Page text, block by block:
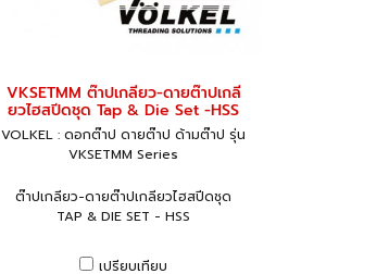
VKSETMM ต๊าปเกลียว-ดายต๊าปเกลี
ยวไฮสปีดชุด Tap & Die Set -HSS
VOLKEL : ดอกต๊าป ดายต๊าป ด้ามต๊าป รุ่น
VKSETMM Series
ต๊าปเกลียว-ดายต๊าปเกลียวไฮสปีดชุด
TAP & DIE SET - HSS
เปรียบเทียบ